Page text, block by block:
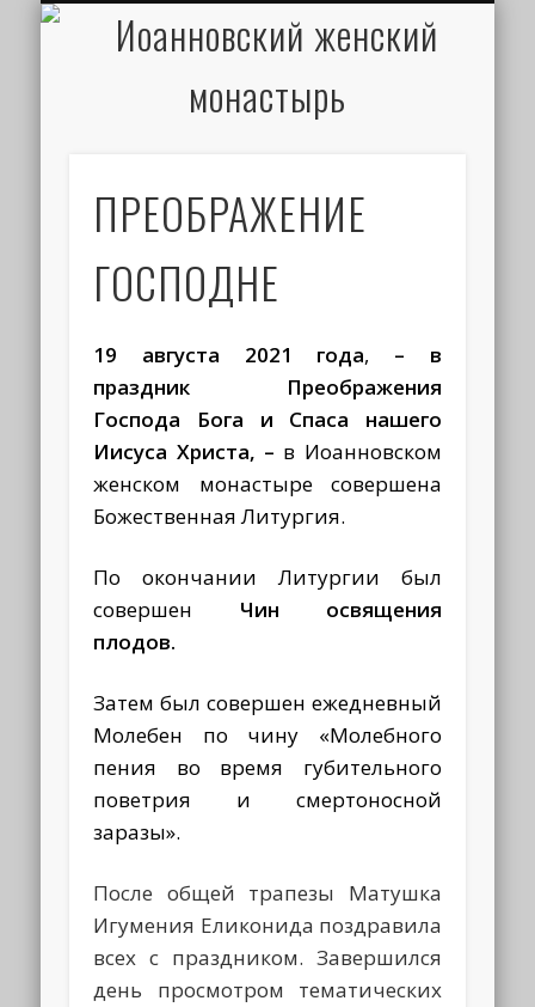
ПРЕОБРАЖЕНИЕ
ГОСПОДНЕ
19 августа 2021 года, – в
праздник Преображения
Господа Бога и Спаса нашего
Иисуса Христа, – в Иоанновском
женском монастыре совершена
Божественная Литургия.
По окончании Литургии был
совершен Чин освящения
плодов.
Затем был совершен ежедневный
Молебен по чину «Молебного
пения во время губительного
поветрия и смертоносной
заразы».
После общей трапезы Матушка
Игумения Еликонида поздравила
всех с праздником. Завершился
день просмотром тематических